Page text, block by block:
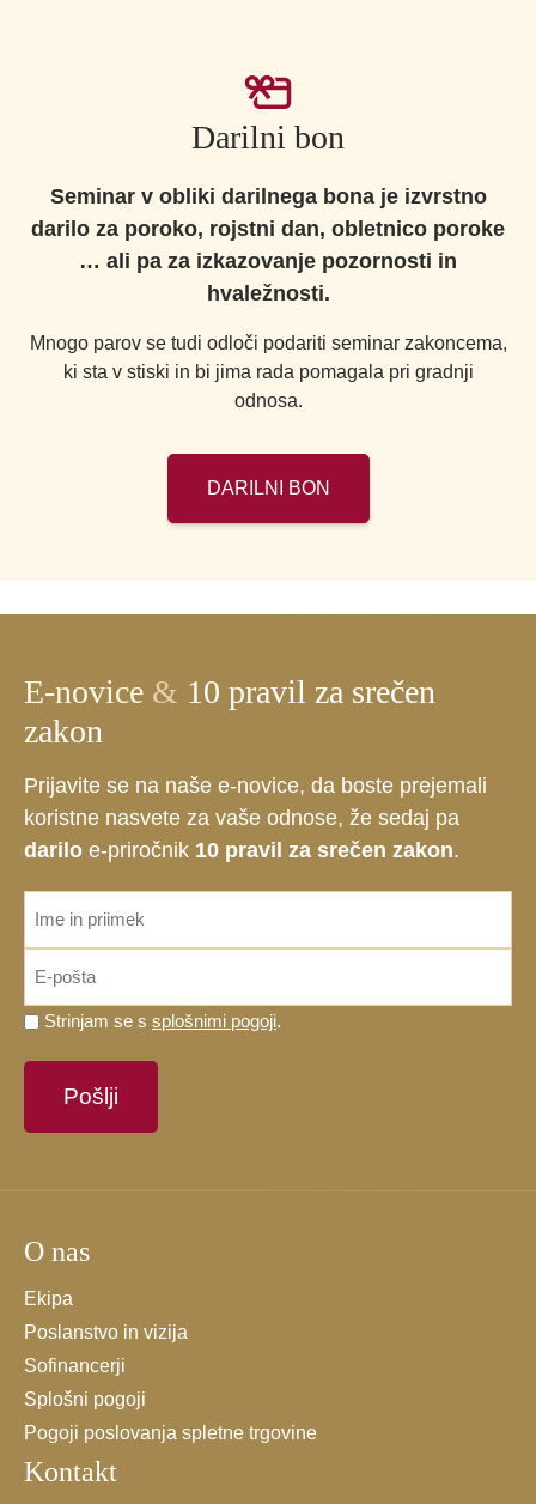
Darilni bon
Seminar v obliki darilnega bona je izvrstno
darilo za poroko, rojstni dan, obletnico poroke
… ali pa za izkazovanje pozornosti in
hvaležnosti.
Mnogo parov se tudi odloči podariti seminar zakoncema,
ki sta v stiski in bi jima rada pomagala pri gradnji
odnosa.
DARILNI BON
E-novice & 10 pravil za srečen
zakon
Prijavite se na naše e-novice, da boste prejemali
koristne nasvete za vaše odnose, že sedaj pa
darilo e-priročnik 10 pravil za srečen zakon.
Prosimo,
strinjate
*
Strinjam se s splošnimi pogoji.
O nas
Ekipa
Poslanstvo in vizija
Sofinancerji
Splošni pogoji
Pogoji poslovanja spletne trgovine
Kontakt